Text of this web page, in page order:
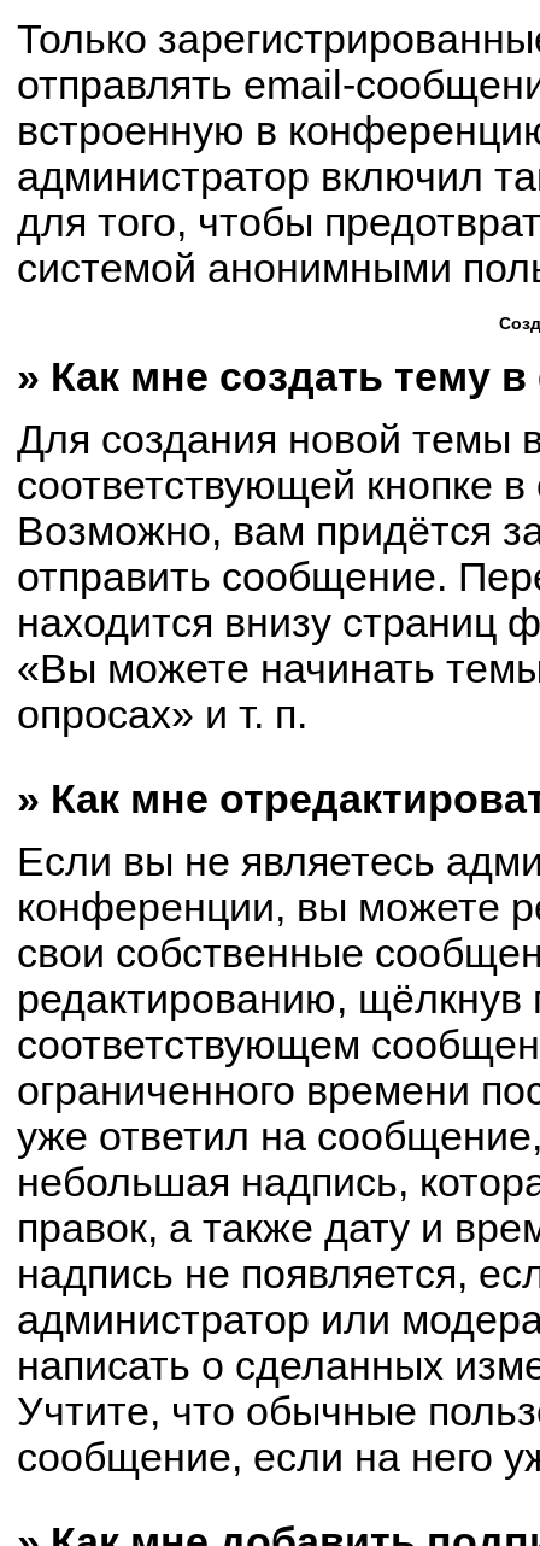
Только
отправлять email-
встроенную в
администратор включил
для того, чтобы
системой анонимными
» Как мне создать тему
Для создания новой темы
соответствующей кнопке
Возможно, вам придётся
отправить сообщение.
находится внизу
«Вы можете начинать
опросах» и т. п.
» Как мне
Если вы не являетесь
конференции, вы можете
свои собственные
редактированию, щёлкнув
соответствующем
ограниченного времени
уже ответил на
небольшая надпись,
правок, а также дату и
надпись не появляется,
администратор или
написать о сделанных
Учтите, что обычные
сообщение, если на него